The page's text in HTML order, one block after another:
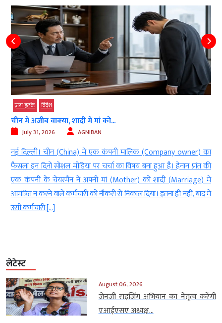
ज़रा हटके विदेश
चीन में अजीब वाक्‍या, शादी में मां को...
July 31, 2026 AGNIBAN
नई दिल्ली। चीन (China) में एक कंपनी मालिक (Company owner) का
फैसला इन दिनों सोशल मीडिया पर चर्चा का विषय बना हुआ है। हेनान प्रांत की
एक कंपनी के चेयरमैन ने अपनी मां (Mother) को शादी (Marriage) में
आमंत्रित न करने वाले कर्मचारी को नौकरी से निकाल दिया। इतना ही नहीं, बाद में
उसी कर्मचारी […]
लेटेस्ट
August 06, 2026
जेनजी राइजिंग अभियान का नेतृत्व करेंगी
एआईएसए अध्यक्ष...